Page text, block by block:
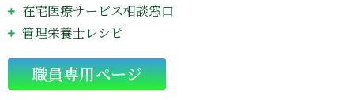
在宅医療サービス相談窓口
管理栄養士レシピ
職員専用ページ
Go